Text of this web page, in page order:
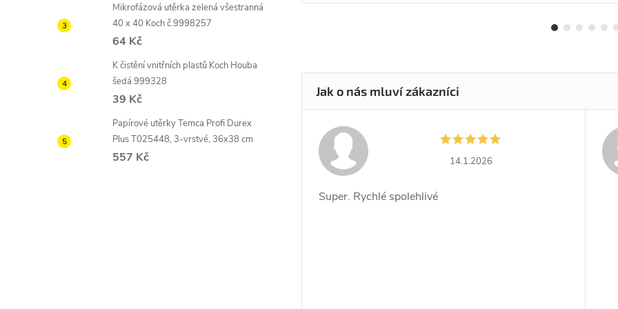
Mikrofázová utěrka zelená všestranná
40 x 40 Koch č.9998257
64 Kč
K čistění vnitřních plastů Koch Houba
šedá 999328
39 Kč
Papírové utěrky Temca Profi Durex
Plus T025448, 3-vrstvé, 36x38 cm
557 Kč 14.1.2026
Super. Rychlé spolehlivé